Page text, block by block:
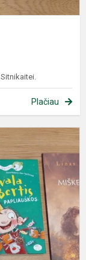
Plačiau